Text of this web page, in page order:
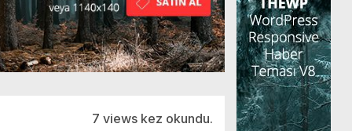
7 views kez okundu.